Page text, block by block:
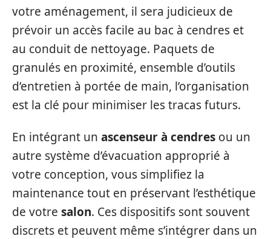
votre aménagement, il sera judicieux de
prévoir un accès facile au bac à cendres et
au conduit de nettoyage. Paquets de
granulés en proximité, ensemble d’outils
d’entretien à portée de main, l’organisation
est la clé pour minimiser les tracas futurs.
En intégrant un ascenseur à cendres ou un
autre système d’évacuation approprié à
votre conception, vous simplifiez la
maintenance tout en préservant l’esthétique
de votre salon. Ces dispositifs sont souvent
discrets et peuvent même s’intégrer dans un